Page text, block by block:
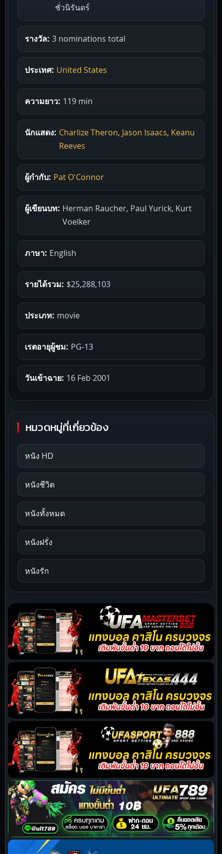
ชั่วนิรันดร์
รางวัล: 3 nominations total
ประเทศ: United States
ความยาว: 119 min
นักแสดง: Charlize Theron, Jason Isaacs, Keanu
Reeves
ผู้กำกับ: Pat O'Connor
ผู้เขียนบท: Herman Raucher, Paul Yurick, Kurt
Voelker
ภาษา: English
รายได้รวม: $25,288,103
ประเภท: movie
เรตอายุผู้ชม: PG-13
วันเข้าฉาย: 16 Feb 2001
หมวดหมู่ที่เกี่ยวข้อง
หนัง HD
หนังชีวิต
หนังทั้งหมด
หนังฝรั่ง
หนังรัก